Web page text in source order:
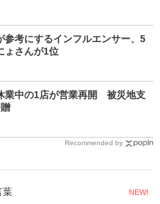
参考にするインフルエンサー、5
ょさんが1位
業中の1店が営業再開 被災地支
Recommended by
葉 NEW!